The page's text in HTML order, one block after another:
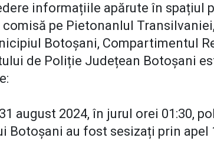
informațiile apărute în spațiul
pe Pietonanlul
Botoșani, Compartimentul
de Poliție Județean Botoșani
august 2024, în jurul orei 01:30,
Botoșani au fost sesizați prin apel